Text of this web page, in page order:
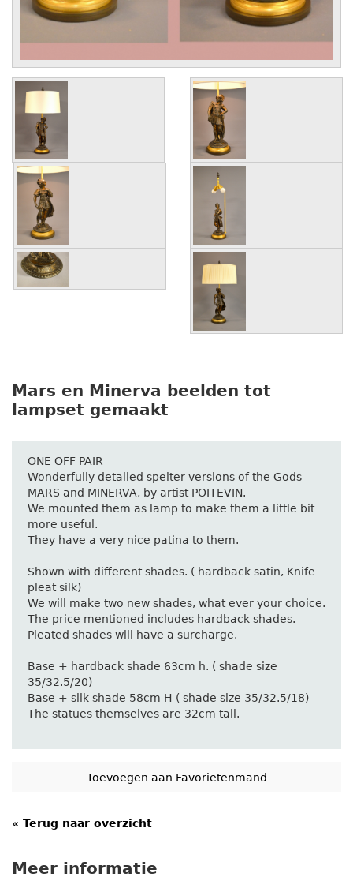
Mars en Minerva beelden tot
lampset gemaakt
ONE OFF PAIR
Wonderfully detailed spelter versions of the Gods
MARS and MINERVA, by artist POITEVIN.
We mounted them as lamp to make them a little bit
more useful.
They have a very nice patina to them.
Shown with different shades. ( hardback satin, Knife
pleat silk)
We will make two new shades, what ever your choice.
The price mentioned includes hardback shades.
Pleated shades will have a surcharge.
Base + hardback shade 63cm h. ( shade size
35/32.5/20)
Base + silk shade 58cm H ( shade size 35/32.5/18)
The statues themselves are 32cm tall.
« Terug naar overzicht
Meer informatie